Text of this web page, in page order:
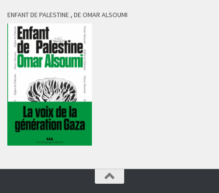
ENFANT DE PALESTINE , DE OMAR ALSOUMI